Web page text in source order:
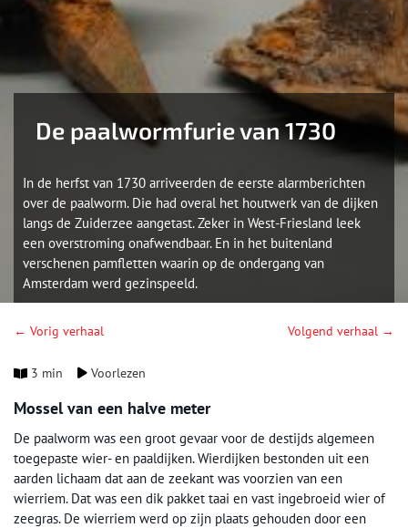
De paalwormfurie van 1730
In de herfst van 1730 arriveerden de eerste alarmberichten
over de paalworm. Die had overal het houtwerk van de dijken
langs de Zuiderzee aangetast. Zeker in West-Friesland leek
een overstroming onafwendbaar. En in het buitenland
verschenen pamfletten waarin op de ondergang van
Amsterdam werd gezinspeeld.
← Vorig verhaal Volgend verhaal →
3 min Voorlezen
Mossel van een halve meter
De paalworm was een groot gevaar voor de destijds algemeen
toegepaste wier- en paaldijken. Wierdijken bestonden uit een
aarden lichaam dat aan de zeekant was voorzien van een
wierriem. Dat was een dik pakket taai en vast ingebroeid wier of
zeegras. De wierriem werd op zijn plaats gehouden door een